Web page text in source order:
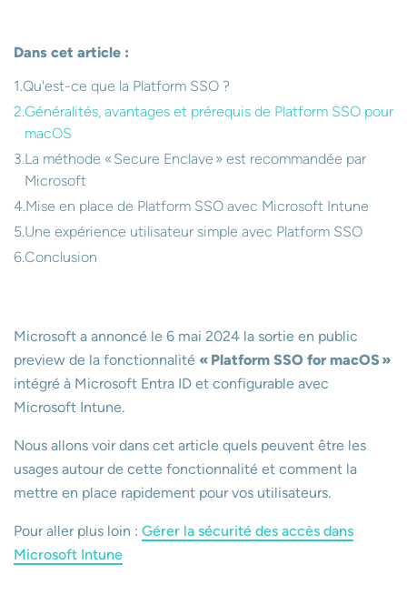
Dans cet article :
Qu'est-ce que la Platform SSO ?
Généralités, avantages et prérequis de Platform SSO pour
macOS
La méthode « Secure Enclave » est recommandée par
Microsoft
Mise en place de Platform SSO avec Microsoft Intune
Une expérience utilisateur simple avec Platform SSO
Conclusion
Microsoft a annoncé le 6 mai 2024 la sortie en public
preview de la fonctionnalité « Platform SSO for macOS »
intégré à Microsoft Entra ID et configurable avec
Microsoft Intune.
Nous allons voir dans cet article quels peuvent être les
usages autour de cette fonctionnalité et comment la
mettre en place rapidement pour vos utilisateurs.
Pour aller plus loin : Gérer la sécurité des accès dans
Microsoft Intune